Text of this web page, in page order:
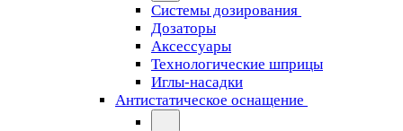
Системы дозирования
Дозаторы
Аксессуары
Технологические шприцы
Иглы-насадки
Антистатическое оснащение